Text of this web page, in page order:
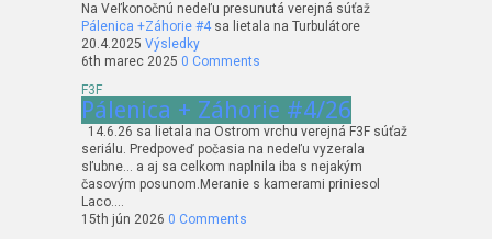
Na Veľkonočnú nedeľu presunutá verejná súťaž
Pálenica +Záhorie #4 sa lietala na Turbulátore
20.4.2025 Výsledky
6th marec 2025 0 Comments
F3F
Pálenica + Záhorie #4/26
14.6.26 sa lietala na Ostrom vrchu verejná F3F súťaž
seriálu. Predpoveď počasia na nedeľu vyzerala
sľubne… a aj sa celkom naplnila iba s nejakým
časovým posunom.Meranie s kamerami priniesol
Laco….
15th jún 2026 0 Comments